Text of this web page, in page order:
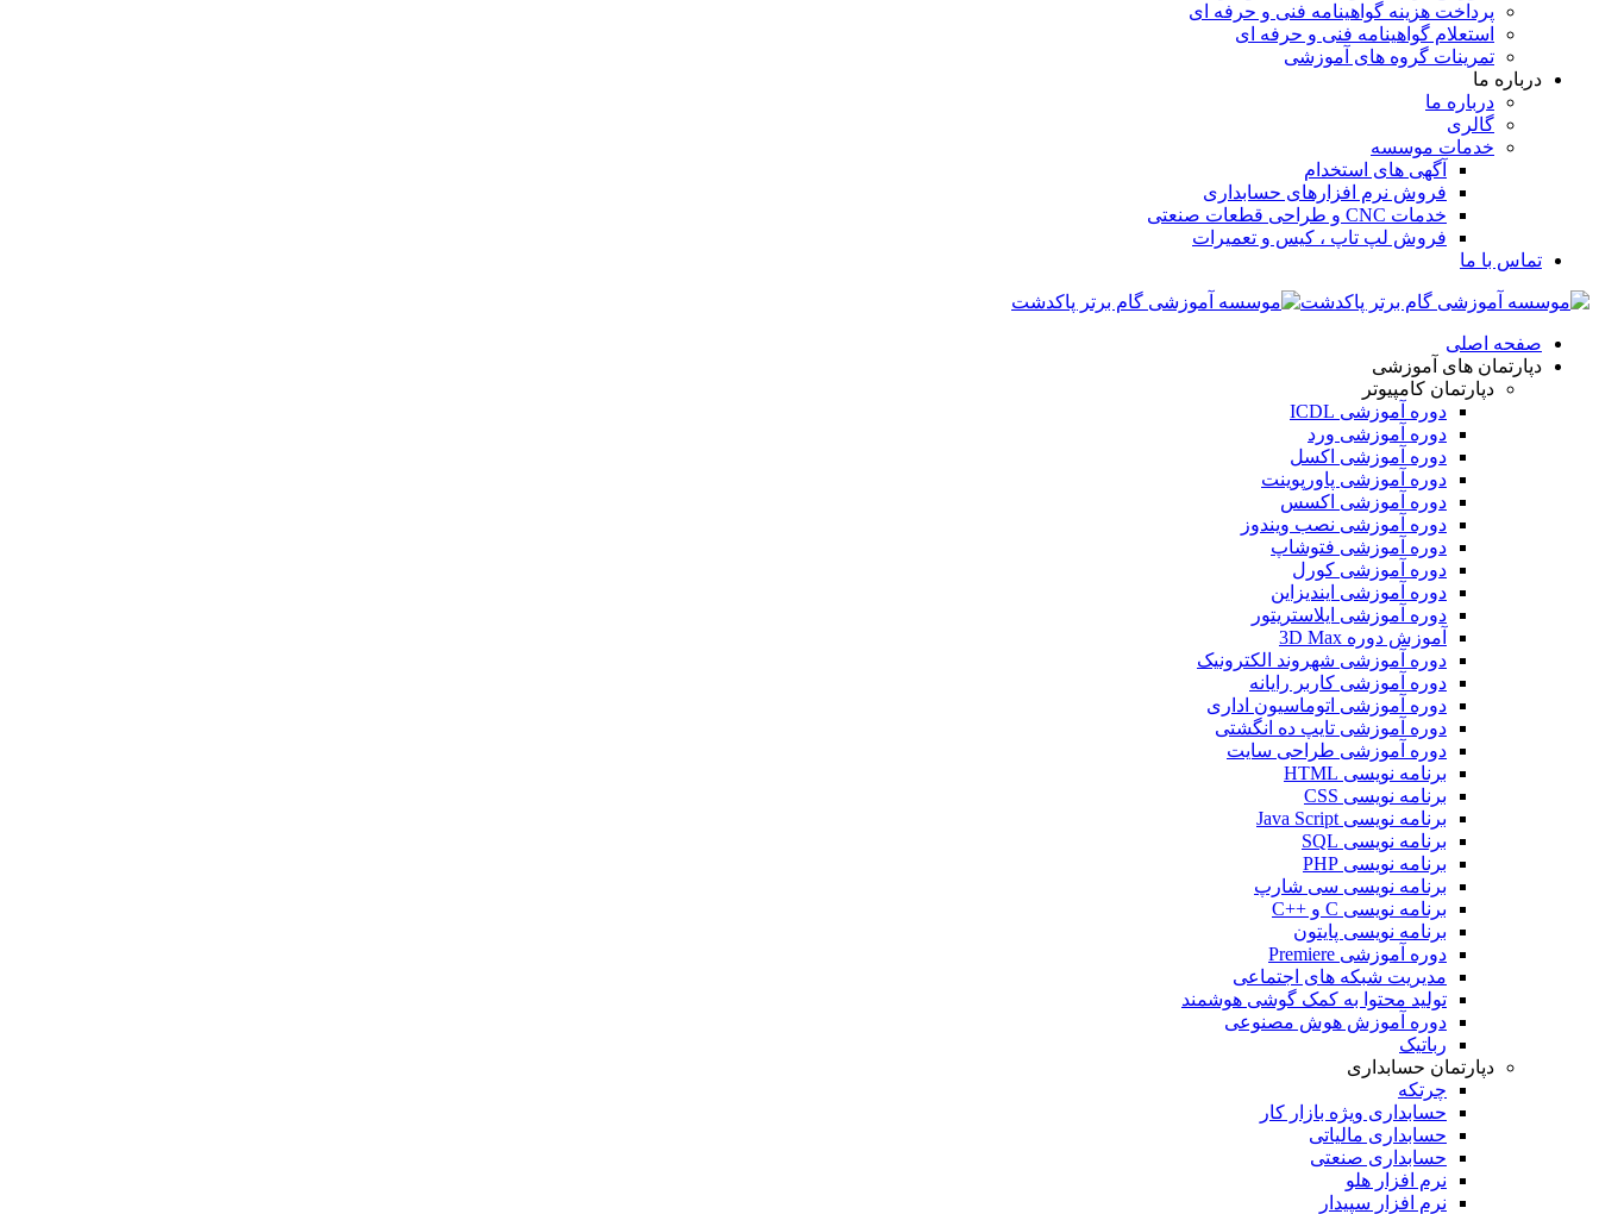
پرداخت هزینه گواهینامه فنی و حرفه ای
استعلام گواهینامه فنی و حرفه ای
تمرینات گروه های آموزشی
درباره ما
درباره ما
گالری
خدمات موسسه
آگهی های استخدام
فروش نرم افزارهای حسابداری
خدمات CNC و طراحی قطعات صنعتی
فروش لپ تاپ ، کیس و تعمیرات
تماس با ما
صفحه اصلی
دپارتمان های آموزشی
دپارتمان کامپیوتر
دوره آموزشی ICDL
دوره آموزشی ورد
دوره آموزشی اکسل
دوره آموزشی پاورپوینت
دوره آموزشی اکسس
دوره آموزشی نصب ویندوز
دوره آموزشی فتوشاپ
دوره آموزشی کورل
دوره آموزشی ایندیزاین
دوره آموزشی ایلاستریتور
آموزش دوره 3D Max
دوره آموزشی شهروند الکترونیک
دوره آموزشی کاربر رایانه
دوره آموزشی اتوماسیون اداری
دوره آموزشی تایپ ده انگشتی
دوره آموزشی طراحی سایت
برنامه نویسی HTML
برنامه نویسی CSS
برنامه نویسی Java Script
برنامه نویسی SQL
برنامه نویسی PHP
برنامه نویسی سی شارپ
برنامه نویسی C و ++C
برنامه نویسی پایتون
دوره آموزشی Premiere
مدیریت شبکه های اجتماعی
تولید محتوا به کمک گوشی هوشمند
دوره آموزش هوش مصنوعی
رباتیک
دپارتمان حسابداری
چرتکه
حسابداری ویژه بازار کار
حسابداری مالیاتی
حسابداری صنعتی
نرم افزار هلو
نرم افزار سپیدار